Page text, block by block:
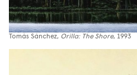
Tomás Sánchez, Orilla: The Shore, 1993